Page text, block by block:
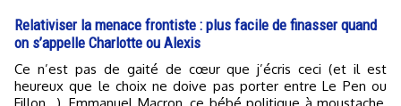
Relativiser la menace frontiste : plus facile de finasser quand
on s’appelle Charlotte ou Alexis
Ce n’est pas de gaité de cœur que j’écris ceci (et il est
heureux que le choix ne doive pas porter entre Le Pen ou
Fillon…). Emmanuel Macron, ce bébé politique à moustache,